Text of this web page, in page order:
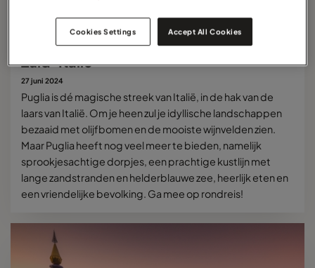
Ontdek de parels van de regio Puglia in
Zuid-Italië
27 juni 2024
Puglia is dé magische streek van Italië, in de hak van de
laars van Italië. Om je heen zul je idyllische landschappen
bezaaid met olijfbomen en de mooiste wijnvelden zien.
Maar Puglia heeft nog veel meer te bieden, namelijk
sprookjesachtige dorpjes, een prachtige kustlijn met
lange zandstranden en helderblauwe zee, heerlijk eten en
een vriendelijke bevolking. Ga mee op rondreis!
Cookies Settings Accept All Cookies